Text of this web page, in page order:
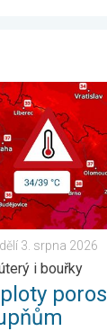
. . středa 5.
porostou až
3. srpna 2026
i bouřky